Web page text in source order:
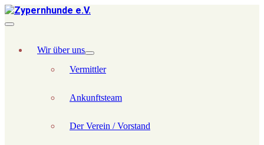
Wir über uns
Vermittler
Ankunftsteam
Der Verein / Vorstand